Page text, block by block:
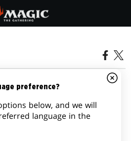
DO PRÉ-
DE RIVAIS DE
preference?
below, and we will
language in the